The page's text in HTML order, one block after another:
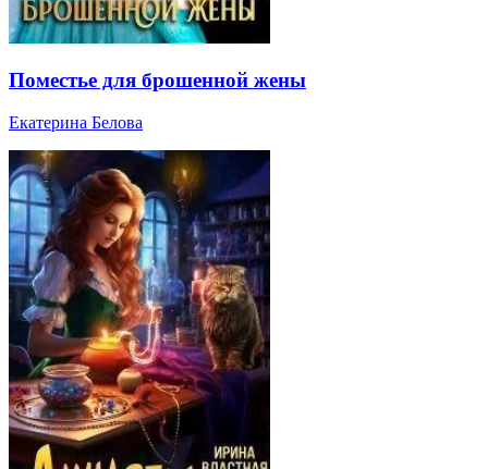
Поместье для брошенной жены
Екатерина Белова